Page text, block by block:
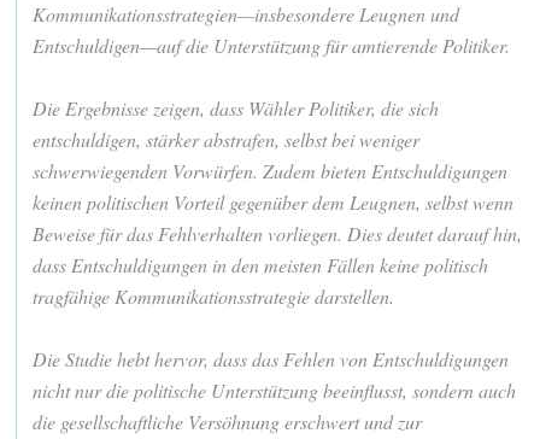
Kommunikationsstrategien—insbesondere Leugnen und
Entschuldigen—auf die Unterstützung für amtierende Politiker.
Die Ergebnisse zeigen, dass Wähler Politiker, die sich
entschuldigen, stärker abstrafen, selbst bei weniger
schwerwiegenden Vorwürfen. Zudem bieten Entschuldigungen
keinen politischen Vorteil gegenüber dem Leugnen, selbst wenn
Beweise für das Fehlverhalten vorliegen. Dies deutet darauf hin,
dass Entschuldigungen in den meisten Fällen keine politisch
tragfähige Kommunikationsstrategie darstellen.
Die Studie hebt hervor, dass das Fehlen von Entschuldigungen
nicht nur die politische Unterstützung beeinflusst, sondern auch
die gesellschaftliche Versöhnung erschwert und zur